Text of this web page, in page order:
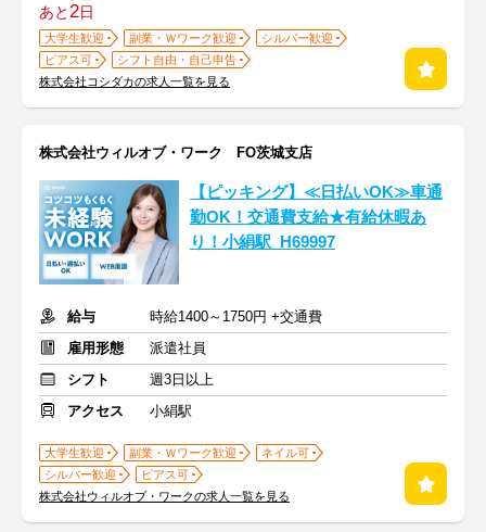
あと2日
大学生歓迎 副業・Ｗワーク歓迎
シルバー歓迎
ピアス可
シフト自由・自己申告
株式会社コシダカの求人一覧を見る
株式会社ウィルオブ・ワーク FO茨城支店
【ピッキング】≪日払いOK≫車通
勤OK！交通費支給★有給休暇あ
り！小絹駅_H69997
給与
時給1400～1750円 +交通費
雇用形態
派遣社員
シフト
週3日以上
アクセス
小絹駅
大学生歓迎 副業・Ｗワーク歓迎
ネイル可
シルバー歓迎
ピアス可
株式会社ウィルオブ・ワークの求人一覧を見る